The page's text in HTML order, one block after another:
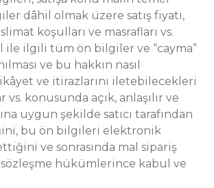
dâhil olmak üzere satış fiyatı,
koşulları ve masrafları vs.
ile ilgili tüm ön bilgiler ve “cayma”
ve bu hakkın nasıl
ve itirazlarını iletebilecekleri
vs. konusunda açık, anlaşılır ve
uygun şekilde satıcı tarafından
bu ön bilgileri elektronik
ve sonrasında mal sipariş
hükümlerince kabul ve